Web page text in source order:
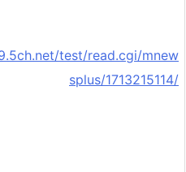
test/read.cgi/mnew
splus/1713215114/